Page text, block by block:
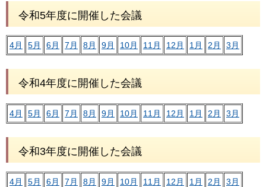
令和5年度に開催した会議
4月 5月 6月 7月 8月 9月 10月 11月 12月 1月 2月 3月
令和4年度に開催した会議
4月 5月 6月 7月 8月 9月 10月 11月 12月 1月 2月 3月
令和3年度に開催した会議
4月 5月 6月 7月 8月 9月 10月 11月 12月 1月 2月 3月